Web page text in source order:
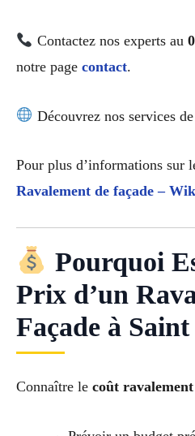
Contactez nos experts au
notre page contact.
Découvrez nos services de
Pour plus d’informations sur
Ravalement de façade –
Pourquoi
Prix d’un
Façade à
Connaître le coût